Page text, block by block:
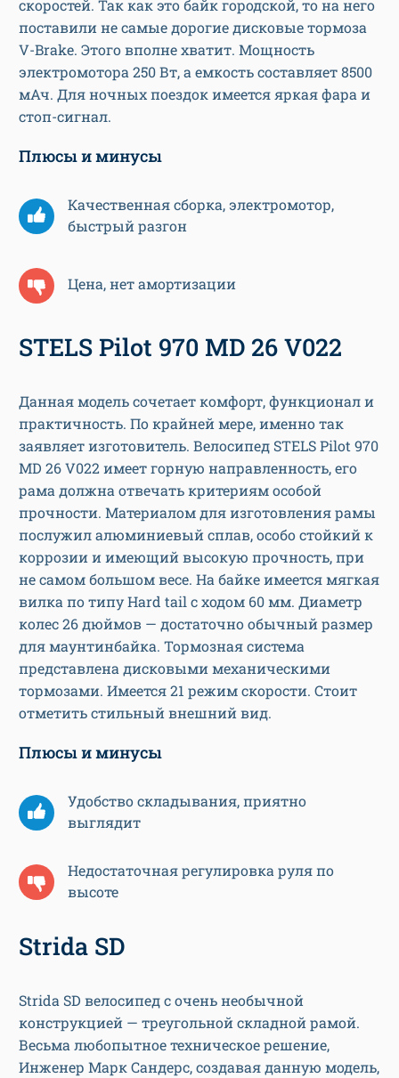
скоростей. Так как это байк городской, то на него
поставили не самые дорогие дисковые тормоза
V-Brake. Этого вполне хватит. Мощность
электромотора 250 Вт, а емкость составляет 8500
мАч. Для ночных поездок имеется яркая фара и
стоп-сигнал.
Плюсы и минусы
Качественная сборка, электромотор,
быстрый разгон
Цена, нет амортизации
STELS Pilot 970 MD 26 V022
Данная модель сочетает комфорт, функционал и
практичность. По крайней мере, именно так
заявляет изготовитель. Велосипед STELS Pilot 970
MD 26 V022 имеет горную направленность, его
рама должна отвечать критериям особой
прочности. Материалом для изготовления рамы
послужил алюминиевый сплав, особо стойкий к
коррозии и имеющий высокую прочность, при
не самом большом весе. На байке имеется мягкая
вилка по типу Hard tail с ходом 60 мм. Диаметр
колес 26 дюймов — достаточно обычный размер
для маунтинбайка. Тормозная система
представлена дисковыми механическими
тормозами. Имеется 21 режим скорости. Стоит
отметить стильный внешний вид.
Плюсы и минусы
Удобство складывания, приятно
выглядит
Недостаточная регулировка руля по
высоте
Strida SD
Strida SD велосипед с очень необычной
конструкцией — треугольной складной рамой.
Весьма любопытное техническое решение,
Инженер Марк Сандерс, создавая данную модель,